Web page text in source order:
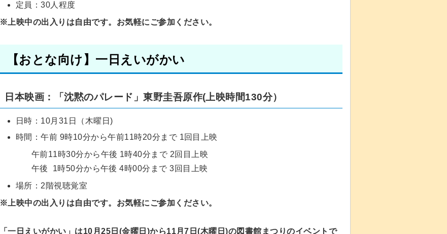
定員：30人程度
※上映中の出入りは自由です。お気軽にご参加ください。
【おとな向け】一日えいがかい
日本映画：「沈黙のパレード」東野圭吾原作(上映時間130分）
日時：10月31日（木曜日)
時間：午前 9時10分から午前11時20分まで 1回目上映
午前11時30分から午後 1時40分まで 2回目上映
午後 1時50分から午後 4時00分まで 3回目上映
場所：2階視聴覚室
※上映中の出入りは自由です。お気軽にご参加ください。
「一日えいがかい」は10月25日(金曜日)から11月7日(木曜日)の図書館まつりのイベントで